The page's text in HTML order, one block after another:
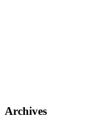
Archives